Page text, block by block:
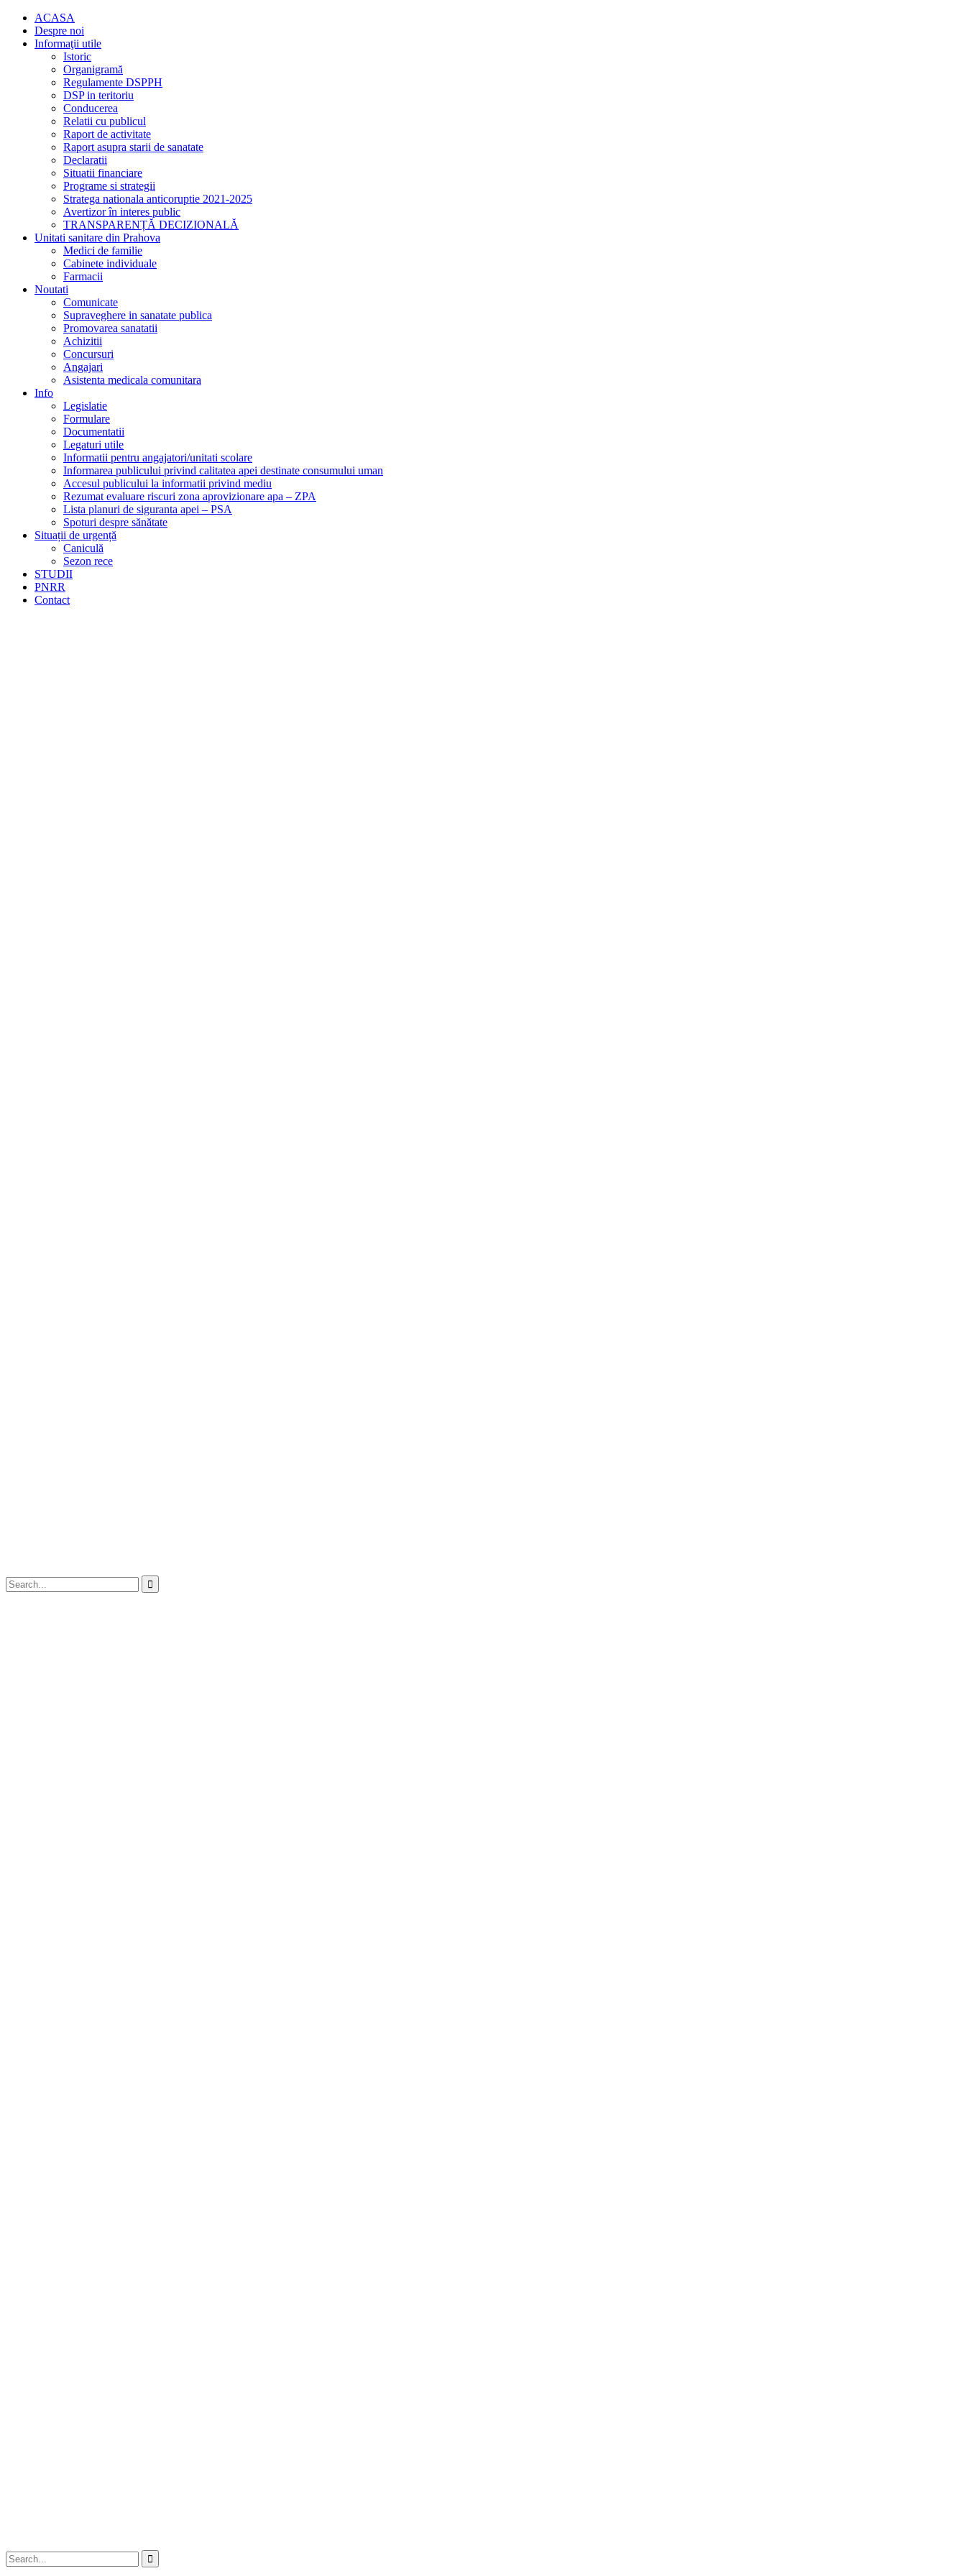
ACASA
Despre noi
Informaţii utile
Istoric
Organigramă
Regulamente DSPPH
DSP in teritoriu
Conducerea
Relatii cu publicul
Raport de activitate
Raport asupra starii de sanatate
Declaratii
Situatii financiare
Programe si strategii
Stratega nationala anticoruptie 2021-2025
Avertizor în interes public
TRANSPARENȚĂ DECIZIONALĂ
Unitati sanitare din Prahova
Medici de familie
Cabinete individuale
Farmacii
Noutati
Comunicate
Supraveghere in sanatate publica
Promovarea sanatatii
Achizitii
Concursuri
Angajari
Asistenta medicala comunitara
Info
Legislatie
Formulare
Documentatii
Legaturi utile
Informatii pentru angajatori/unitati scolare
Informarea publicului privind calitatea apei destinate consumului uman
Accesul publicului la informatii privind mediu
Rezumat evaluare riscuri zona aprovizionare apa – ZPA
Lista planuri de siguranta apei – PSA
Spoturi despre sănătate
Situații de urgență
Caniculă
Sezon rece
STUDII
PNRR
Contact